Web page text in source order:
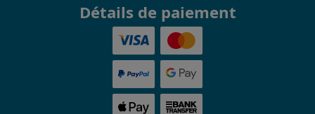
Détails de paiement